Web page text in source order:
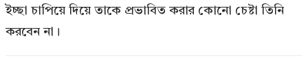
ইচ্ছা চাপিয়ে দিয়ে তাকে প্রভাবিত করার কোনো চেষ্টা তিনি
করবেন না।